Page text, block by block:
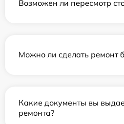
Возможен ли пересмотр
Можно ли сделать ремонт
Какие документы вы
ремонта?